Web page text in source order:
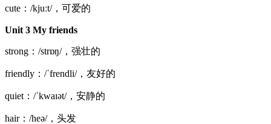
cute：/kjuːt/，可爱的
Unit 3 My friends
strong：/strɒŋ/，强壮的
friendly：/ˈfrendli/，友好的
quiet：/ˈkwaɪət/，安静的
hair：/heə/，头发